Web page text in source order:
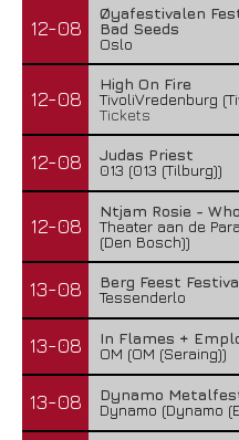
12-08
Øyafestivalen
Bad Seeds
Oslo
12-08
High On Fire
TivoliVredenburg
Tickets
12-08
Judas Priest
013 (013 (Tilburg))
12-08
Ntjam Rosie -
Theater aan de
(Den Bosch))
13-08
Berg Feest
Tessenderlo
13-08
In Flames +
OM (OM (Seraing))
13-08
Dynamo
Dynamo (Dynamo